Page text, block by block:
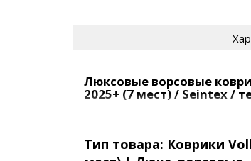
Люксовые ворсовые
2025+ (7 мест) / Seintex /
Ворсовые коврики
Тип товара: Коврики